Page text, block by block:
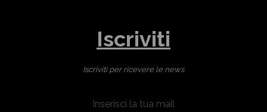
Iscriviti
Iscriviti per ricevere le news